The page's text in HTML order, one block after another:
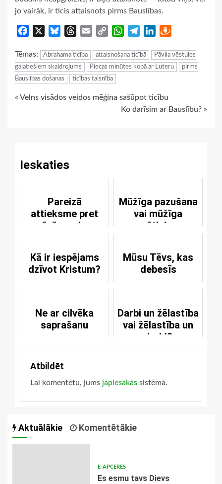
jo vairāk, ir ticis attaisnots pirms Bauslības.
Facebook BlueskyThreads
Email
Copy
WhatsApp
TelegramLinkedIn
Tēmas: Ābrahama ticība attaisnošana ticībā
Pāvila vēstules
galatiešiem skaidrojums
Piecas minūtes kopā ar Luteru
pirms
Bauslības došanas
ticības taisnība
Continue
« Velns visādos veidos mēģina sašūpot ticību
Ko darīsim ar Bauslību? »
Ieskaties
Pareizā
attieksme pret
grēcīgo miesu
Mūžīga pazušana
vai mūžīga
svētlaime
Kā ir iespējams
dzīvot Kristum?
Mūsu Tēvs, kas
debesīs
Ne ar cilvēka
saprašanu
Darbi un žēlastība
vai žēlastība un
darbi?
Atbildēt
Lai komentētu, jums jāpiesakās sistēmā.
Aktuālākie Komentētākie
E-APCERES
Es esmu tavs Dievs